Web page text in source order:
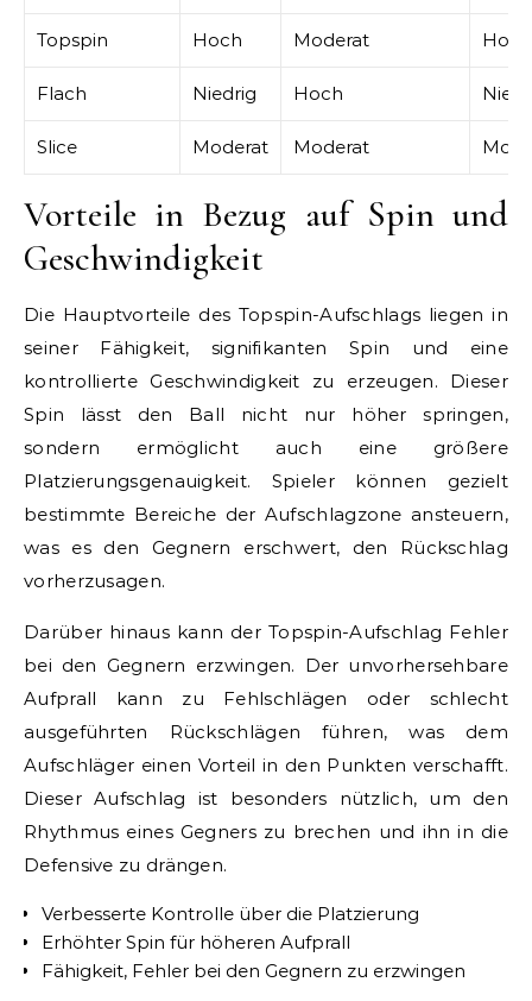
Topspin Hoch Moderat Hoch
Flach Niedrig Hoch
Slice Moderat Moderat
Vorteile in Bezug auf Spin und
Geschwindigkeit
Die Hauptvorteile des Topspin-Aufschlags liegen in
seiner Fähigkeit, signifikanten Spin und eine
kontrollierte Geschwindigkeit zu erzeugen. Dieser
Spin lässt den Ball nicht nur höher springen,
sondern ermöglicht auch eine größere
Platzierungsgenauigkeit. Spieler können gezielt
bestimmte Bereiche der Aufschlagzone ansteuern,
was es den Gegnern erschwert, den Rückschlag
vorherzusagen.
Darüber hinaus kann der Topspin-Aufschlag Fehler
bei den Gegnern erzwingen. Der unvorhersehbare
Aufprall kann zu Fehlschlägen oder schlecht
ausgeführten Rückschlägen führen, was dem
Aufschläger einen Vorteil in den Punkten verschafft.
Dieser Aufschlag ist besonders nützlich, um den
Rhythmus eines Gegners zu brechen und ihn in die
Defensive zu drängen.
Verbesserte Kontrolle über die Platzierung
Erhöhter Spin für höheren Aufprall
Fähigkeit, Fehler bei den Gegnern zu erzwingen